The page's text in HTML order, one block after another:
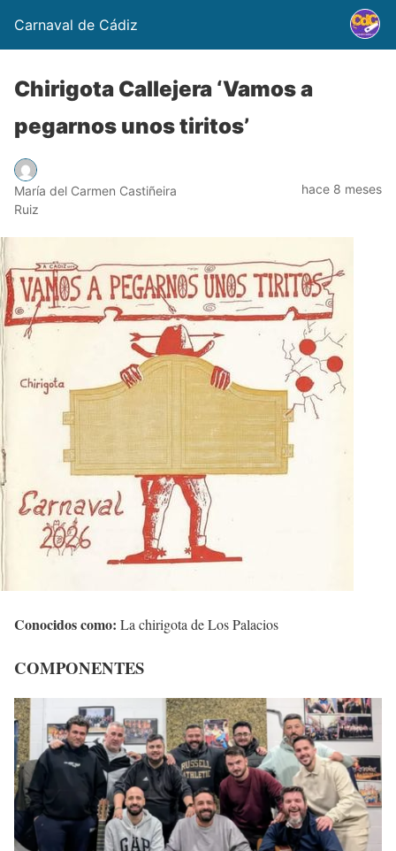
Carnaval de Cádiz
Chirigota Callejera ‘Vamos a
pegarnos unos tiritos’
María del Carmen Castiñeira
Ruiz
hace 8 meses
Conocidos como: La chirigota de Los Palacios
COMPONENTES